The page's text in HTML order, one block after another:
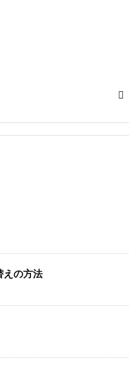

えの方法